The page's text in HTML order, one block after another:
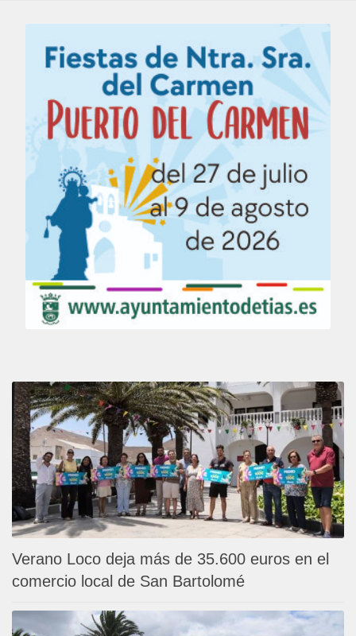
Verano Loco deja más de 35.600 euros en el
comercio local de San Bartolomé